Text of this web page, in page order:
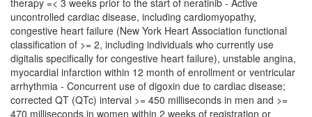
therapy =< 3 weeks prior to the start of neratinib - Active
uncontrolled cardiac disease, including cardiomyopathy,
congestive heart failure (New York Heart Association functional
classification of >= 2, including individuals who currently use
digitalis specifically for congestive heart failure), unstable angina,
myocardial infarction within 12 month of enrollment or ventricular
arrhythmia - Concurrent use of digoxin due to cardiac disease;
corrected QT (QTc) interval >= 450 milliseconds in men and >=
470 milliseconds in women within 2 weeks of registration or